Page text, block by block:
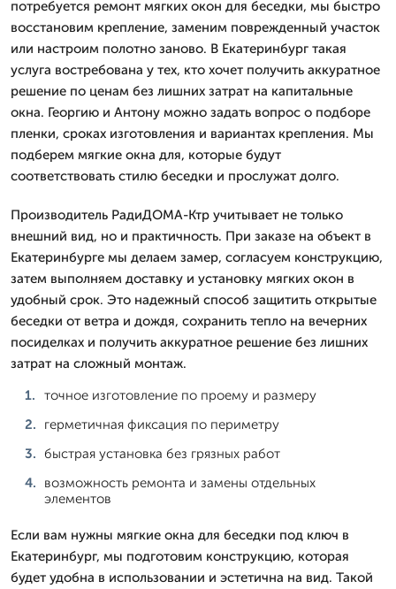
потребуется ремонт мягких окон для беседки, мы быстро
восстановим крепление, заменим поврежденный участок
или настроим полотно заново. В Екатеринбург такая
услуга востребована у тех, кто хочет получить аккуратное
решение по ценам без лишних затрат на капитальные
окна. Георгию и Антону можно задать вопрос о подборе
пленки, сроках изготовления и вариантах крепления. Мы
подберем мягкие окна для, которые будут
соответствовать стилю беседки и прослужат долго.
Производитель РадиДОМА-Ктр учитывает не только
внешний вид, но и практичность. При заказе на объект в
Екатеринбурге мы делаем замер, согласуем конструкцию,
затем выполняем доставку и установку мягких окон в
удобный срок. Это надежный способ защитить открытые
беседки от ветра и дождя, сохранить тепло на вечерних
посиделках и получить аккуратное решение без лишних
затрат на сложный монтаж.
точное изготовление по проему и размеру
герметичная фиксация по периметру
быстрая установка без грязных работ
возможность ремонта и замены отдельных
элементов
Если вам нужны мягкие окна для беседки под ключ в
Екатеринбург, мы подготовим конструкцию, которая
будет удобна в использовании и эстетична на вид. Такой